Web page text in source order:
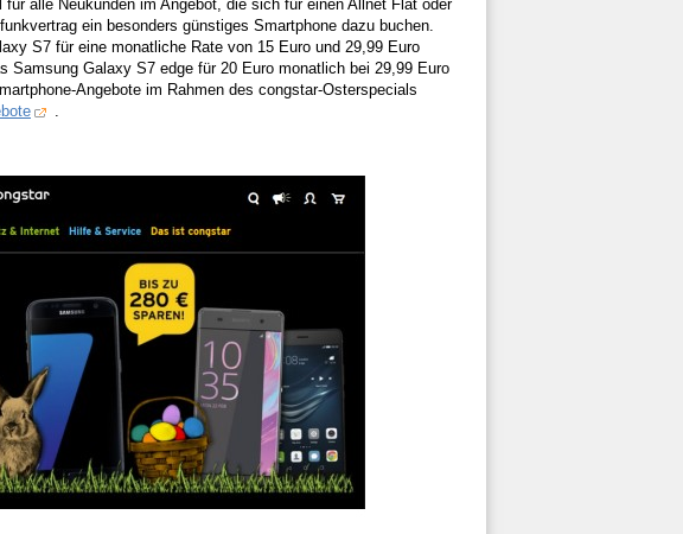
alle Neukunden im Angebot, die sich für einen Allnet Flat oder
ein besonders günstiges Smartphone dazu buchen.
S7 für eine monatliche Rate von 15 Euro und 29,99 Euro
Samsung Galaxy S7 edge für 20 Euro monatlich bei 29,99 Euro
Angebote im Rahmen des congstar-Osterspecials
.